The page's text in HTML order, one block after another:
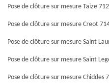
Pose de clôture sur mesure Taize
Pose de clôture sur mesure Creot
Pose de clôture sur mesure Saint
Pose de clôture sur mesure Saint
Pose de clôture sur mesure Chiddes